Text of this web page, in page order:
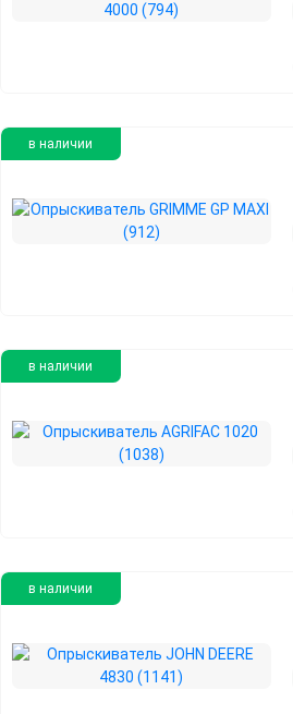
в наличии
в наличии
в наличии